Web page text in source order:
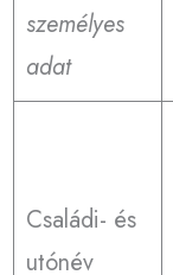
személyes
adat
Családi- és
utónév